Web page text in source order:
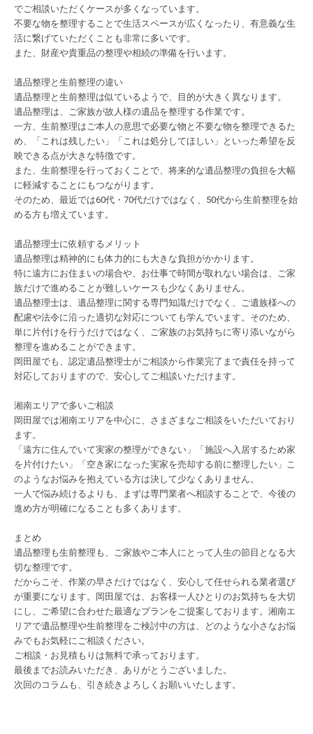
でご相談いただくケースが多くなっています。
不要な物を整理することで生活スペースが広くなったり、有意義な生
活に繋げていただくことも非常に多いです。
また、財産や貴重品の整理や相続の準備を行います。
遺品整理と生前整理の違い
遺品整理と生前整理は似ているようで、目的が大きく異なります。
遺品整理は、ご家族が故人様の遺品を整理する作業です。
一方、生前整理はご本人の意思で必要な物と不要な物を整理できるた
め、「これは残したい」「これは処分してほしい」といった希望を反
映できる点が大きな特徴です。
また、生前整理を行っておくことで、将来的な遺品整理の負担を大幅
に軽減することにもつながります。
そのため、最近では60代・ 70代だけではなく、 50代から生前整理を始
める方も増えています。
遺品整理士に依頼するメリット
遺品整理は精神的にも体力的にも大きな負担がかかります。
特に遠方にお住まいの場合や、お仕事で時間が取れない場合は、ご家
族だけで進めることが難しいケースも少なくありません。
遺品整理士は、遺品整理に関する専門知識だけでなく、ご遺族様への
配慮や法令に沿った適切な対応についても学んでいます。そのため、
単に片付けを行うだけではなく、ご家族のお気持ちに寄り添いながら
整理を進めることができます。
岡田屋でも、認定遺品整理士がご相談から作業完了まで責任を持って
対応しておりますので、安心してご相談いただけます。
湘南エリアで多いご相談
岡田屋では湘南エリアを中心に、さまざまなご相談をいただいており
ます。
「遠方に住んでいて実家の整理ができない」「施設へ入居するため家
を片付けたい」「空き家になった実家を売却する前に整理したい」こ
のようなお悩みを抱えている方は決して少なくありません。
一人で悩み続けるよりも、まずは専門業者へ相談することで、今後の
進め方が明確になることも多くあります。
まとめ
遺品整理も生前整理も、ご家族やご本人にとって人生の節目となる大
切な整理です。
だからこそ、作業の早さだけではなく、安心して任せられる業者選び
が重要になります。岡田屋では、お客様一人ひとりのお気持ちを大切
にし、ご希望に合わせた最適なプランをご提案しております。湘南エ
リアで遺品整理や生前整理をご検討中の方は、どのような小さなお悩
みでもお気軽にご相談ください。
ご相談・お見積もりは無料で承っております。
最後までお読みいただき、ありがとうございました。
次回のコラムも、引き続きよろしくお願いいたします。